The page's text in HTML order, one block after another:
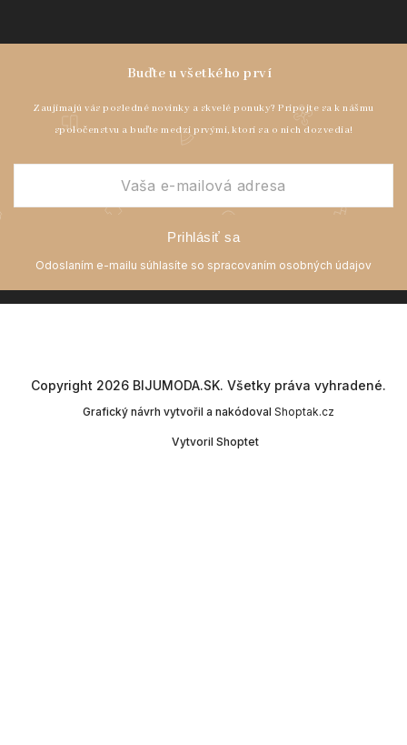
Prihlásiť sa
Vytvoril Shoptet
Copyright 2026 BIJUMODA.SK. Všetky práva vyhradené.
Grafický návrh vytvořil a nakódoval Shoptak.cz